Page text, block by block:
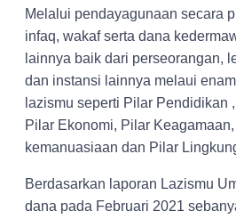
Melalui pendayagunaan secara
infaq, wakaf serta dana
lainnya baik dari perseorangan,
dan instansi lainnya melaui
lazismu seperti Pilar Pendidikan
Pilar Ekonomi, Pilar
kemanuasiaan dan Pilar
Berdasarkan laporan Lazismu
dana pada Februari 2021